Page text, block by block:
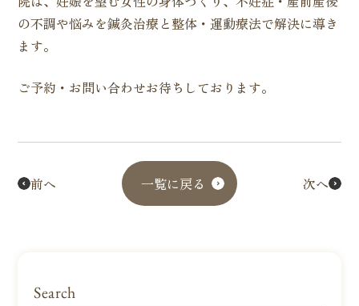
の不調や悩みを鍼灸治療と整体・運動療法で解決に導き
ます。
ご予約・お問い合わせお待ちしております。
前へ 一覧に戻る 次へ
Search